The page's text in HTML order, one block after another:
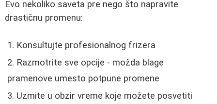
Evo nekoliko saveta pre nego što napravite
drastičnu promenu:
Konsultujte profesionalnog frizera
Razmotrite sve opcije - možda blage
pramenove umesto potpune promene
Uzmite u obzir vreme koje možete posvetiti